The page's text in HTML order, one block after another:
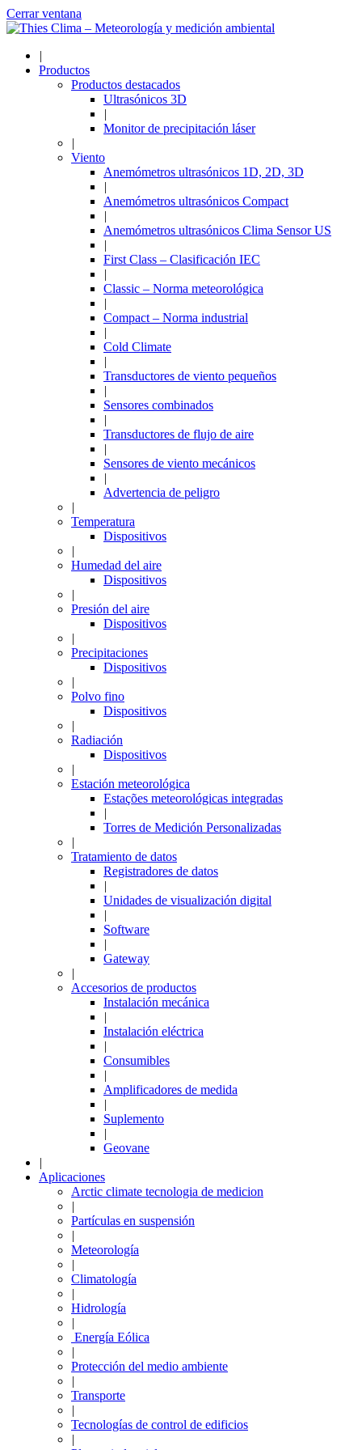
Cerrar ventana
|
Productos
Productos destacados
Ultrasónicos 3D
|
Monitor de precipitación láser
|
Viento
Anemómetros ultrasónicos 1D, 2D, 3D
|
Anemómetros ultrasónicos Compact
|
Anemómetros ultrasónicos Clima Sensor US
|
First Class – Clasificación IEC
|
Classic – Norma meteorológica
|
Compact – Norma industrial
|
Cold Climate
|
Transductores de viento pequeños
|
Sensores combinados
|
Transductores de flujo de aire
|
Sensores de viento mecánicos
|
Advertencia de peligro
|
Temperatura
Dispositivos
|
Humedad del aire
Dispositivos
|
Presión del aire
Dispositivos
|
Precipitaciones
Dispositivos
|
Polvo fino
Dispositivos
|
Radiación
Dispositivos
|
Estación meteorológica
Estações meteorológicas integradas
|
Torres de Medición Personalizadas
|
Tratamiento de datos
Registradores de datos
|
Unidades de visualización digital
|
Software
|
Gateway
|
Accesorios de productos
Instalación mecánica
|
Instalación eléctrica
|
Consumibles
|
Amplificadores de medida
|
Suplemento
|
Geovane
|
Aplicaciones
Arctic climate tecnologia de medicion
|
Partículas en suspensión
|
Meteorología
|
Climatología
|
Hidrología
|
Energía Eólica
|
Protección del medio ambiente
|
Transporte
|
Tecnologías de control de edificios
|